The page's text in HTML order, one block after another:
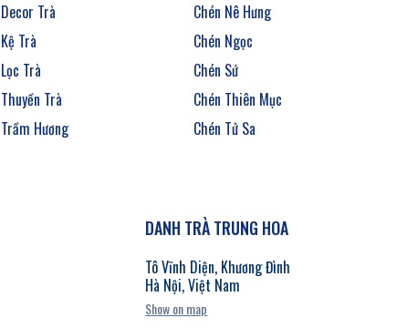
Decor Trà
Kệ Trà
Lọc Trà
Thuyền Trà
Trầm Hương
Chén Nê Hưng
Chén Ngọc
Chén Sứ
Chén Thiên Mục
Chén Tử Sa
DANH TRÀ TRUNG HOA
Tô Vĩnh Diện, Khương Đình
Hà Nội, Việt Nam
Show on map